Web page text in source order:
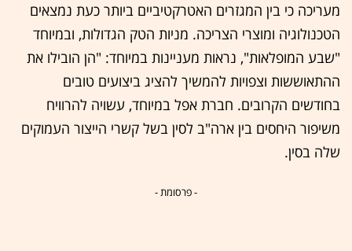
מעריכה כי בין המגזרים האטרקטיביים ביותר כעת נמצאים
הטכנולוגיה ומוצרי הצריכה. מניות הטק הגדולות, ובמיוחד
"שבע המופלאות", נראות מעניינות במיוחד: "הן הובילו את
ההתאוששות וצפויות להמשיך להציג ביצועים טובים
בחודשים הקרובים. חברת אפל במיוחד, עשויה להרוויח
משיפור היחסים בין ארה"ב לסין בשל קשרי הייצור העמוקים
שלה בסין.
- פרסומת -